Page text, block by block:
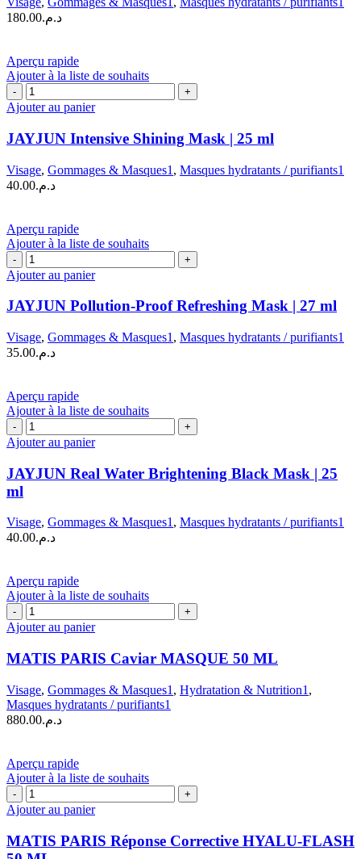
Purifiant
|
د.م.180.00
Aperçu rapide
Ajouter à la liste de souhaits
quantité
de
JAYJUN
Intensive
Shining
|
25
Ajouter au panier
JAYJUN Intensive Shining Mask | 25 ml
Visage, Gommages & Masques1 , Masques hydratants / purifiants1
د.م.40.00
Aperçu rapide
Ajouter à la liste de souhaits
quantité
de
JAYJUN
Pollution-
Proof
Refreshing
Mask
|
Ajouter au panier
JAYJUN Pollution-Proof Refreshing Mask | 27 ml
Visage, Gommages & Masques1 , Masques hydratants / purifiants1
د.م.35.00
Aperçu rapide
Ajouter à la liste de souhaits
quantité
de
JAYJUN
Real
Water
Mask
|
Ajouter au panier
JAYJUN Real Water Brightening Black Mask | 25
ml
Visage, Gommages & Masques1, Masques hydratants / purifiants1
د.م.40.00
Aperçu rapide
Ajouter à la liste de souhaits
quantité
de
PARIS
Caviar
MASQUE
50
ML
Ajouter au panier
MATIS PARIS Caviar MASQUE 50 ML
Visage, Gommages & Masques1 , Hydratation & Nutrition1 ,
Masques hydratants / purifiants1
د.م.880.00
Aperçu rapide
Ajouter à la liste de souhaits
quantité
de
PARIS
Réponse
Ajouter au panier
MATIS PARIS Réponse Corrective HYALU-FLASH